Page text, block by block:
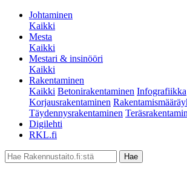
Johtaminen
Kaikki
Mesta
Kaikki
Mestari & insinööri
Kaikki
Rakentaminen
Kaikki Betonirakentaminen Infografiikka
Korjausrakentaminen
Täydennysrakentaminen
Digilehti
RKL.fi